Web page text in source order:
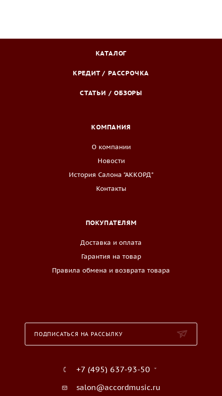
КАТАЛОГ
КРЕДИТ / РАССРОЧКА
СТАТЬИ / ОБЗОРЫ
КОМПАНИЯ
О компании
Новости
История Салона "АККОРД"
Контакты
ПОКУПАТЕЛЯМ
Доставка и оплата
Гарантия на товар
Правила обмена и возврата товара
ПОДПИСАТЬСЯ НА РАССЫЛКУ
+7 (495) 637-93-50
salon@accordmusic.ru